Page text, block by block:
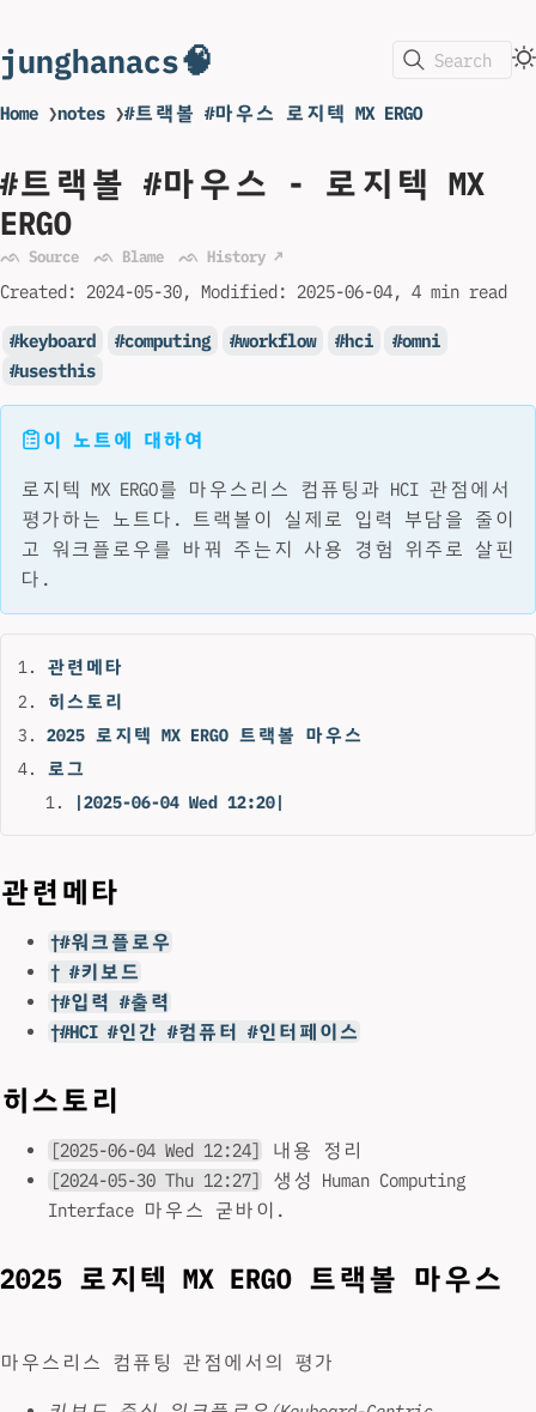
junghanacs🧠 Search
Home ❯notes ❯#트랙볼 #마우스 로지텍 MX ERGO
#트랙볼 #마우스 - 로지텍 MX
ERGO
ᨒ Source ᨒ Blame ᨒ History ↗
Created: 2024-05-30 Modified: 2025-06-04 4 min read
keyboard computing workflow hci
omni
usesthis
이 노트에 대하여
로지텍 MX ERGO를 마우스리스 컴퓨팅과 HCI 관점에서
평가하는 노트다. 트랙볼이 실제로 입력 부담을 줄이
고 워크플로우를 바꿔 주는지 사용 경험 위주로 살핀
다.
관련메타
히스토리
2025 로지텍 MX ERGO 트랙볼 마우스
로그
|2025-06-04 Wed 12:20|
관련메타
†#워크플로우
† #키보드
†#입력 #출력
†#HCI #인간 #컴퓨터 #인터페이스
히스토리
[2025-06-04 Wed 12:24]
내용 정리
[2024-05-30 Thu 12:27]
생성 Human Computing
Interface 마우스 굳바이.
2025 로지텍 MX ERGO 트랙볼 마우스
마우스리스 컴퓨팅 관점에서의 평가